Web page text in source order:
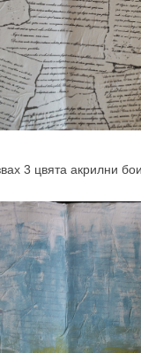
3 цвята акрилни